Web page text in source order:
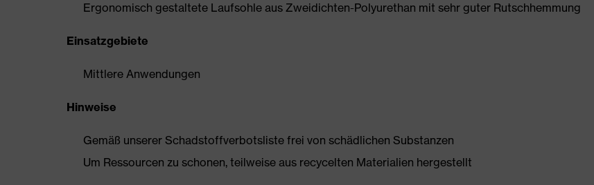
Ergonomisch gestaltete Laufsohle aus Zweidichten-Polyurethan mit sehr guter Rutschhemmung
Einsatzgebiete
Mittlere Anwendungen
Hinweise
Gemäß unserer Schadstoffverbotsliste frei von schädlichen Substanzen
Um Ressourcen zu schonen, teilweise aus recycelten Materialien hergestellt